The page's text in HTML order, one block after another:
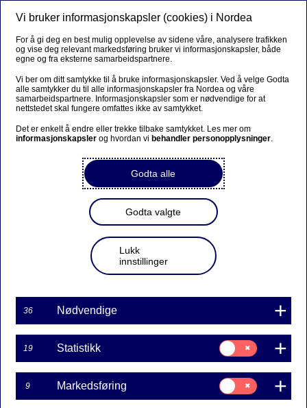
Om Nordea
Kontakt kundeombudet
Du kan klage ved å fylle ut skjemaet nedenfor.
Vi behandler alle klager så raskt som mulig. Du vil høre
fra oss senest innen 14 dager.
Felt markert med stjerne (*) må fylles ut.
Gjelder henvendelsen privat eller bedrift?*
Privat
Bedrift
*
Vi bruker informasjonskapsler (cookies) i Nordea
For å gi deg en best mulig opplevelse av sidene våre, analysere trafikken
og vise deg relevant markedsføring bruker vi informasjonskapsler, både
egne og fra eksterne samarbeidspartnere.
Vi ber om ditt samtykke til å bruke informasjonskapsler. Ved å velge Godta
alle samtykker du til alle informasjonskapsler fra Nordea og våre
samarbeidspartnere. Informasjonskapsler som er nødvendige for at
nettstedet skal fungere omfattes ikke av samtykket.
Det er enkelt å endre eller trekke tilbake samtykket. Les mer om
informasjonskapsler og hvordan vi behandler personopplysninger.
Godta alle
Godta valgte
Lukk
innstillinger
36 Nødvendige
19 Statistikk
Samtykke
til:
Statistikk
9 Markedsføring
Samtykke
til:
Markedsføring